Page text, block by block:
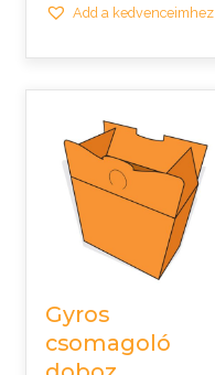
Add a kedvenceimhez
Gyros
csomagoló